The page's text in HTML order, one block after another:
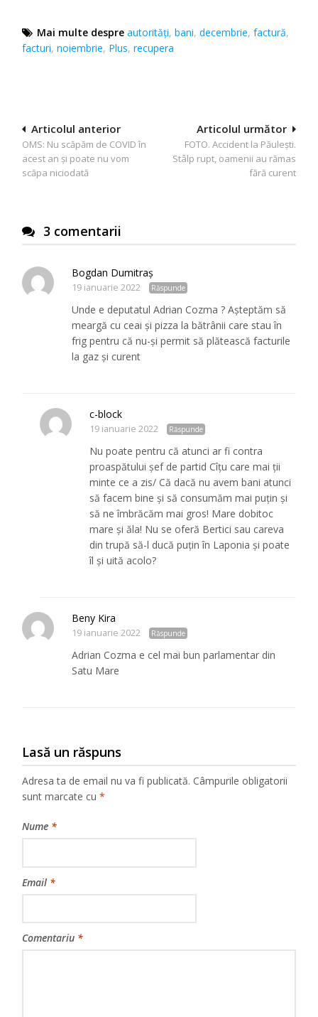
Mai multe despre autorități,bani,decembrie,factură,
facturi,noiembrie, Plus,recupera
Navigare
în
articole
Articolul următor
FOTO. Accident la Păulești.
Stâlp rupt, oamenii au rămas
fără curent
Articolul anterior
OMS: Nu scăpăm de COVID în
acest an și poate nu vom
scăpa niciodată
3 comentarii
Bogdan Dumitraș
19 ianuarie 2022 Răspunde
Unde e deputatul Adrian Cozma ? Așteptăm să
meargă cu ceai și pizza la bătrânii care stau în
frig pentru că nu-și permit să plătească facturile
la gaz și curent
c-block
19 ianuarie 2022 Răspunde
Nu poate pentru că atunci ar fi contra
proaspătului șef de partid Cîțu care mai ții
minte ce a zis/ Că dacă nu avem bani atunci
să facem bine și să consumăm mai puțin și
să ne îmbrăcăm mai gros! Mare dobitoc
mare și ăla! Nu se oferă Bertici sau careva
din trupă să-l ducă puțin în Laponia și poate
îl și uită acolo?
Beny Kira
19 ianuarie 2022 Răspunde
Adrian Cozma e cel mai bun parlamentar din
Satu Mare
Lasă un răspuns
Adresa ta de email nu va fi publicată. Câmpurile obligatorii
sunt marcate cu*
Nume *
Email *
Comentariu *